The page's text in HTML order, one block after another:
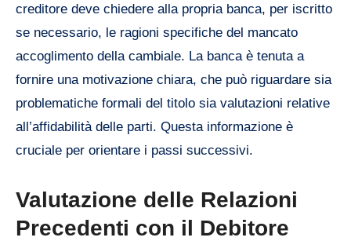
creditore deve chiedere alla propria banca, per iscritto
se necessario, le ragioni specifiche del mancato
accoglimento della cambiale. La banca è tenuta a
fornire una motivazione chiara, che può riguardare sia
problematiche formali del titolo sia valutazioni relative
all’affidabilità delle parti. Questa informazione è
cruciale per orientare i passi successivi.
Valutazione delle Relazioni
Precedenti con il Debitore